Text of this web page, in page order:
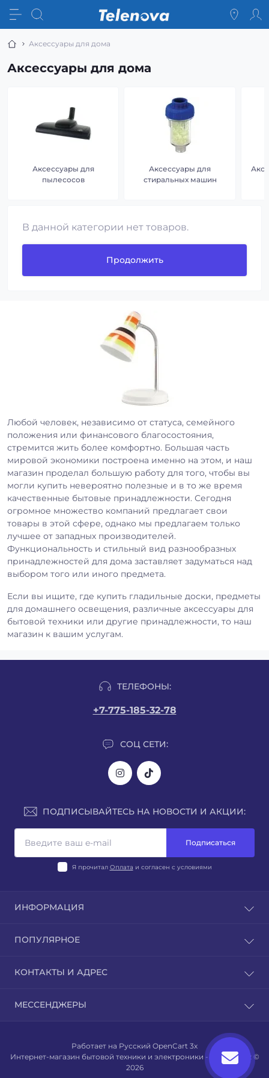
Аксессуары для дома
Аксессуары для дома
Аксессуары для
пылесосов
Аксессуары для
стиральных машин
В данной категории нет товаров.
Продолжить
Любой человек, независимо от статуса, семейного
положения или финансового благосостояния,
стремится жить более комфортно. Большая часть
мировой экономики построена именно на этом, и наш
магазин проделал большую работу для того, чтобы вы
могли купить невероятно полезные и в то же время
качественные бытовые принадлежности. Сегодня
огромное множество компаний предлагает свои
товары в этой сфере, однако мы предлагаем только
лучшее от западных производителей.
Функциональность и стильный вид разнообразных
принадлежностей для дома заставляет задуматься над
выбором того или иного предмета.
Если вы ищите, где купить гладильные доски, предметы
для домашнего освещения, различные аксессуары для
бытовой техники или другие принадлежности, то наш
магазин к вашим услугам.
ТЕЛЕФОНЫ:
+7-775-185-32-78
СОЦ СЕТИ:
ПОДПИСЫВАЙТЕСЬ НА НОВОСТИ И АКЦИИ:
Подписаться
Я прочитал Оплата и согласен с условиями
ИНФОРМАЦИЯ
Отзывы
Возврат товара
Производители
ПОПУЛЯРНОЕ
Мебель
Apple Watch
Диваны
КОНТАКТЫ И АДРЕС
МЕССЕНДЖЕРЫ
Работает на Русский OpenCart 3х
Интернет-магазин бытовой техники и электроники - Telenova.kz ©
2026